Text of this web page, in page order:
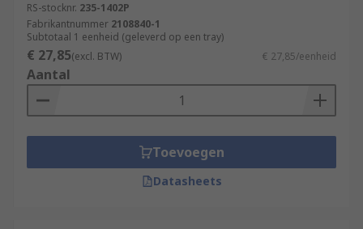
RS-stocknr. 235-1402P
Fabrikantnummer 2108840-1
Subtotaal 1 eenheid (geleverd op een tray)
€ 27,85(excl. BTW) € 27,85/eenheid
Aantal
Toevoegen
Datasheets